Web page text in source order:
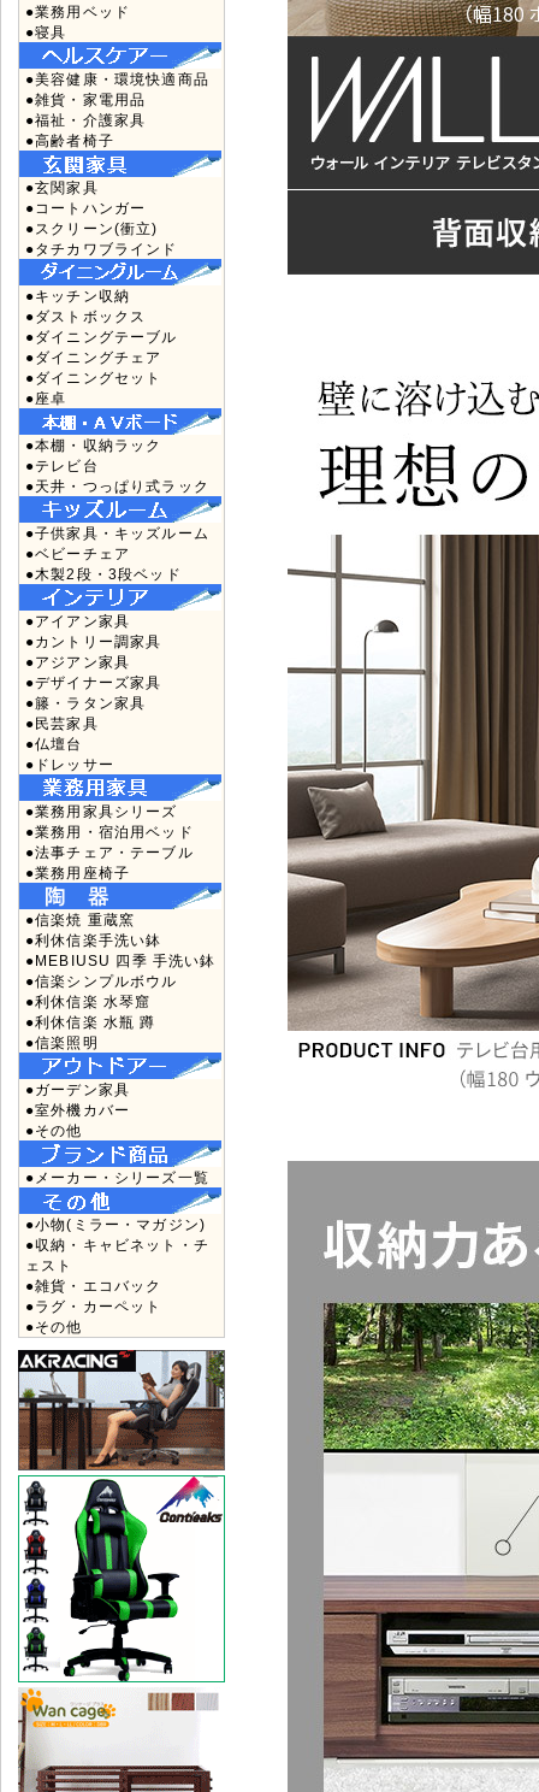
●業務用ベッド
●寝具
●美容健康・環境快適商品
●雑貨・家電用品
●福祉・介護家具
●高齢者椅子
●玄関家具
●コートハンガー
●スクリーン(衝立)
●タチカワブラインド
●キッチン収納
●ダストボックス
●ダイニングテーブル
●ダイニングチェア
●ダイニングセット
●座卓
●本棚・収納ラック
●テレビ台
●天井・つっぱり式ラック
●子供家具・キッズルーム
●ベビーチェア
●木製2段・3段ベッド
●アイアン家具
●カントリー調家具
●アジアン家具
●デザイナーズ家具
●籐・ラタン家具
●民芸家具
●仏壇台
●ドレッサー
●業務用家具シリーズ
●業務用・宿泊用ベッド
●法事チェア・テーブル
●業務用座椅子
●信楽焼 重蔵窯
●利休信楽手洗い鉢
●MEBIUSU 四季 手洗い鉢
●信楽シンプルボウル
●利休信楽 水琴窟
●利休信楽 水瓶 蹲
●信楽照明
●ガーデン家具
●室外機カバー
●その他
●メーカー・シリーズ一覧
●小物(ミラー・マガジン)
●収納・キャビネット・チ
ェスト
●雑貨・エコバック
●ラグ・カーペット
●その他